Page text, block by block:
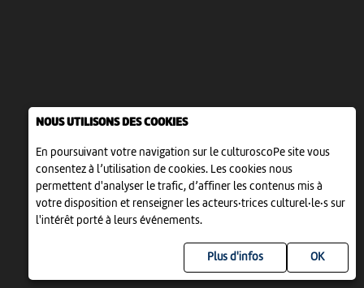
NOUS UTILISONS DES COOKIES
En poursuivant votre navigation sur le culturoscoPe site vous
consentez à l’utilisation de cookies. Les cookies nous
permettent d'analyser le trafic, d’affiner les contenus mis à
votre disposition et renseigner les acteurs·trices culturel·le·s sur
l'intérêt porté à leurs événements.
Plus d'infos